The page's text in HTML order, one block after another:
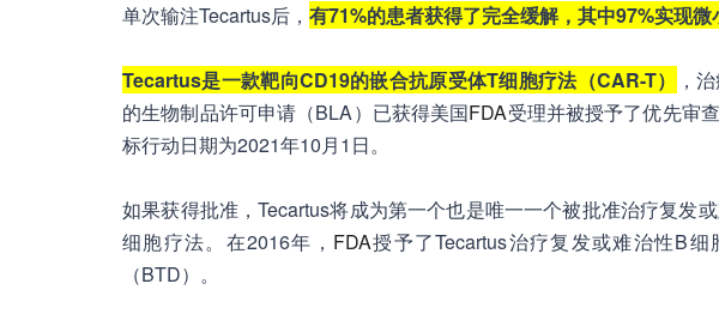
单次输注Tecartus后， 有71%的患者获得了完全缓解，其中97%实现微
Tecartus是一款靶向CD19的嵌合抗原受体T细胞疗法（CAR-T）
，
的生物制品许可申请（BLA）已获得美国FDA受理并被授予了优先审
标行动日期为2021年10月1日。
如果获得批准，Tecartus将成为第一个也是唯一一个被批准治疗复发
细胞疗法。在2016年， FDA授予了Tecartus治疗复发或难治性B
（BTD）。